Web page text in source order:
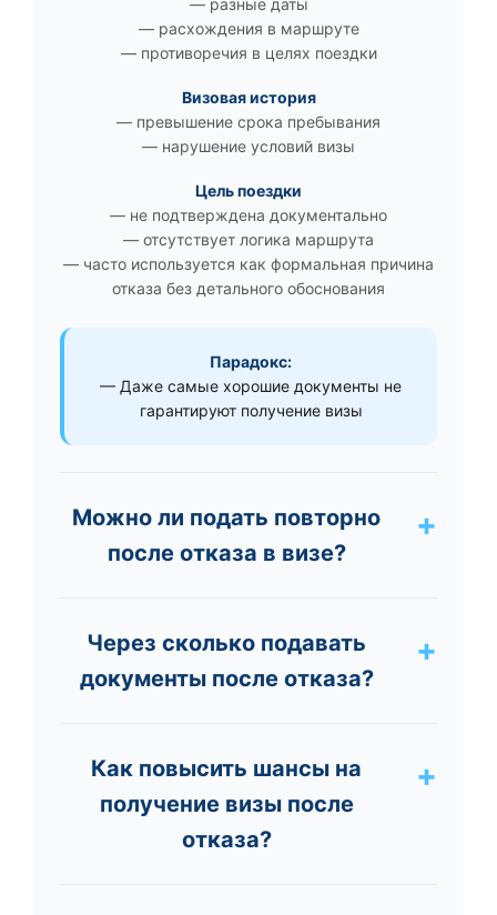
— разные даты
— расхождения в маршруте
— противоречия в целях поездки
Визовая история
— превышение срока пребывания
— нарушение условий визы
Цель поездки
— не подтверждена документально
— отсутствует логика маршрута
— часто используется как формальная причина
отказа без детального обоснования
Парадокс:
— Даже самые хорошие документы не
гарантируют получение визы
Можно ли подать повторно
после отказа в визе?
Через сколько подавать
документы после отказа?
Как повысить шансы на
получение визы после
отказа?